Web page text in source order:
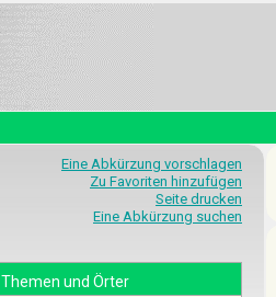
Eine Abkürzung vorschlagen
Zu Favoriten hinzufügen
Seite drucken
Eine Abkürzung suchen
Themen und Örter